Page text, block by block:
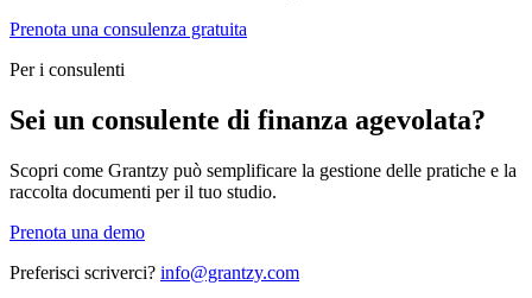
Prenota una consulenza gratuita
Per i consulenti
Sei un consulente di finanza agevolata?
Scopri come Grantzy può semplificare la gestione delle pratiche e la
raccolta documenti per il tuo studio.
Prenota una demo
Preferisci scriverci? info@grantzy.com